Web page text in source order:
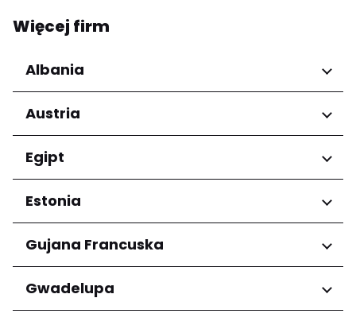
Więcej firm
Albania
Regiony
Qarku i Tiranës
Austria
Regiony
Niederösterreich
Salzburg
Wien
Egipt
Regiony
Kair
Estonia
Regiony
Harju maakond
Tartu maakond
Gujana Francuska
Regiony
Arrondissement de Cayenne
Gwadelupa